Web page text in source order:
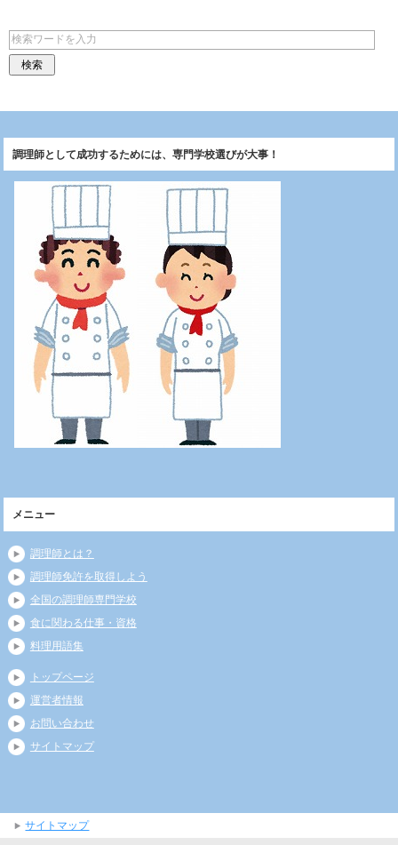
調理師として成功するためには、専門学校選びが大事！
メニュー
調理師とは？
調理師免許を取得しよう
全国の調理師専門学校
食に関わる仕事・資格
料理用語集
トップページ
運営者情報
お問い合わせ
サイトマップ
サイトマップ